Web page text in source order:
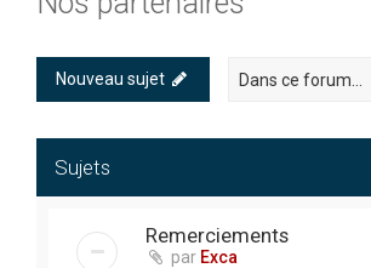
Nouveau sujet
Sujets
Remerciements
par Exca